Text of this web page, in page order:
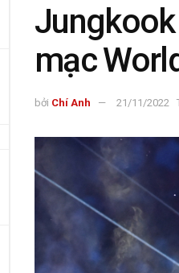
Jungkook
mạc
bởi Chí Anh 21/11/2022